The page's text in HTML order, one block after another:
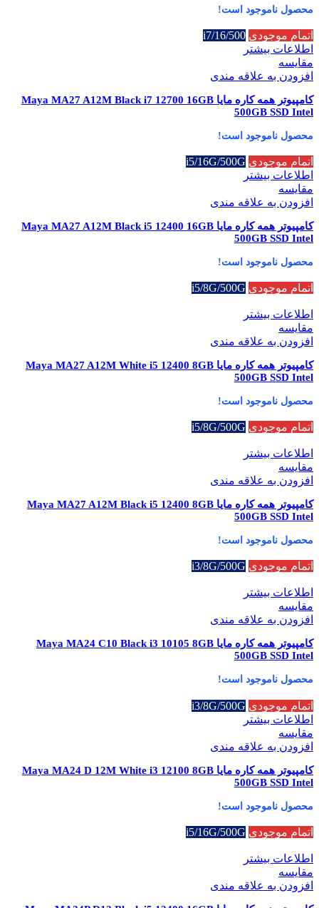
محصول ناموجود است!
اتمام موجودی i7/16/500
اطلاعات بیشتر
مقایسه
افزودن به علاقه مندی
کامپیوتر همه کاره مایا Maya MA27 A12M Black i7 12700 16GB
500GB SSD Intel
محصول ناموجود است!
اتمام موجودی i5/16G/500G
اطلاعات بیشتر
مقایسه
افزودن به علاقه مندی
کامپیوتر همه کاره مایا Maya MA27 A12M Black i5 12400 16GB
500GB SSD Intel
محصول ناموجود است!
اتمام موجودی i5/8G/500G
اطلاعات بیشتر
مقایسه
افزودن به علاقه مندی
کامپیوتر همه کاره مایا Maya MA27 A12M White i5 12400 8GB
500GB SSD Intel
محصول ناموجود است!
اتمام موجودی i5/8G/500G
اطلاعات بیشتر
مقایسه
افزودن به علاقه مندی
کامپیوتر همه کاره مایا Maya MA27 A12M Black i5 12400 8GB
500GB SSD Intel
محصول ناموجود است!
اتمام موجودی i3/8G/500G
اطلاعات بیشتر
مقایسه
افزودن به علاقه مندی
کامپیوتر همه کاره مایا Maya MA24 C10 Black i3 10105 8GB
500GB SSD Intel
محصول ناموجود است!
اتمام موجودی i3/8G/500G
اطلاعات بیشتر
مقایسه
افزودن به علاقه مندی
کامپیوتر همه کاره مایا Maya MA24 D 12M White i3 12100 8GB
500GB SSD Intel
محصول ناموجود است!
اتمام موجودی i5/16G/500G
اطلاعات بیشتر
مقایسه
افزودن به علاقه مندی